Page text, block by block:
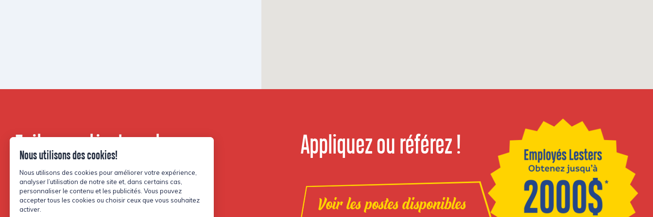
Faites partie de notre
communauté.
Appliquez ou référez !
Voir les postes disponibles